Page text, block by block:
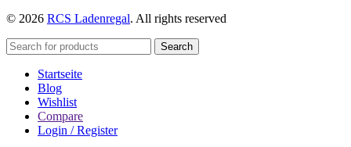
© 2026 RCS Ladenregal. All rights reserved
Search
Startseite
Blog
Wishlist
Compare
Login / Register